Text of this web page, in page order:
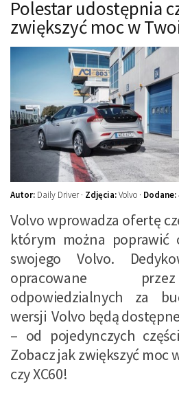
Technika jazdy
Oświetlenie
Kalkulatory
Przelicznik mocy
Auto z niemiec
Galerie
Polestar udostępnia
zwiększyć moc w
Autor: Daily Driver · Zdjęcia:Volvo · Dodane:
Volvo wprowadza ofertę
którym można poprawić
swojego Volvo.
opracowane
odpowiedzialnych za
wersji Volvo będą
– od pojedynczych
Zobacz jak zwiększyć moc
czy XC60!